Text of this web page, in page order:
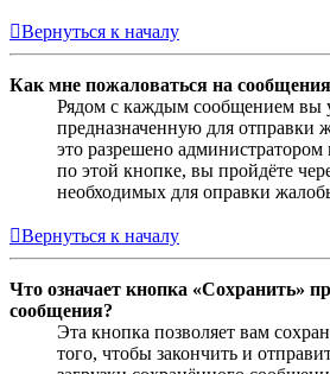
Вернуться к началу
Как мне пожаловаться на
Рядом с каждым сообщением вы
предназначенную для отправки
это разрешено
по этой кнопке, вы пройдёте
необходимых для оправки
Вернуться к началу
Что означает кнопка «Сохранить»
сообщения?
Эта кнопка позволяет вам
того, чтобы закончить и